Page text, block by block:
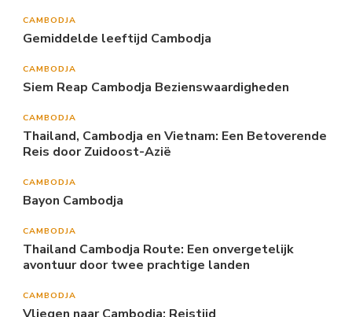
CAMBODJA
Gemiddelde leeftijd Cambodja
CAMBODJA
Siem Reap Cambodja Bezienswaardigheden
CAMBODJA
Thailand, Cambodja en Vietnam: Een Betoverende
Reis door Zuidoost-Azië
CAMBODJA
Bayon Cambodja
CAMBODJA
Thailand Cambodja Route: Een onvergetelijk
avontuur door twee prachtige landen
CAMBODJA